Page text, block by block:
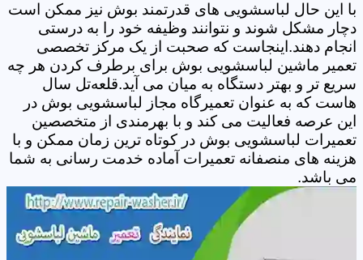
با این حال لباسشویی های قدرتمند بوش نیز ممکن است
دچار مشکل شوند و نتوانند وظیفه خود را به درستی
انجام دهند.اینجاست که صحبت از یک مرکز تخصصی
تعمیر ماشین لباسشویی بوش برای برطرف کردن هر چه
سریع تر و بهتر دستگاه به میان می آید.قلعه‌تل سال
هاست که به عنوان تعمیرگاه مجاز لباسشویی بوش در
این عرصه فعالیت می کند و با بهرمندی از متخصصین
تعمیرات لباسشویی بوش در کوتاه ترین زمان ممکن و با
هزینه های منصفانه تعمیرات آماده خدمت رسانی به شما
می باشد.